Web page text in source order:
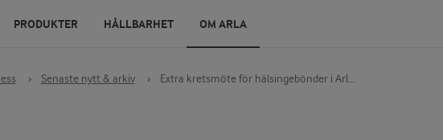
PRODUKTER HÅLLBARHET OM ARLA
› Senaste nytt & arkiv › Extra kretsmöte för hälsingebönder i Arl...